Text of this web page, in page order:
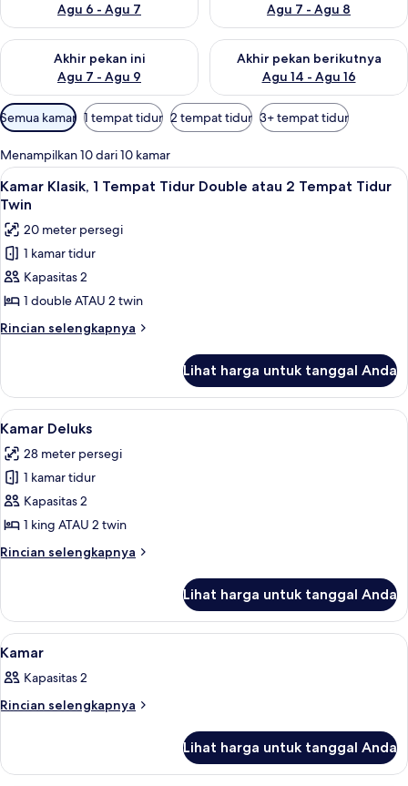
Agu 6 - Agu 7
Agu 7 - Agu 8
Akhir pekan ini
Agu 7 - Agu 9
Periksa ketersediaan untuk akhir pekan ini Agu 7 - Agu 9
Akhir pekan berikutnya
Agu 14 - Agu 16
Periksa ketersediaan untuk
Filter
tersedia
untuk
kamar
Semua kamar 1 tempat tidur 2 tempat tidur 3+ tempat tidur
Menampilkan 10 dari 10 kamar
Lihat
semua
foto
untuk
Kamar
Klasik,
1
Tempat
atau
2
Tempat
Tidur
Twin
Kamar Klasik, 1 Tempat Tidur
2
Kamar Klasik, 1 Tempat Tidur Double atau 2 Tempat Tidur
Twin
20 meter persegi
1 kamar tidur
Kapasitas 2
1 double ATAU 2 twin
Rincian selengkapnya
Rincian
Kamar
Klasik,
1
Tidur
Double
atau
2
Tempat
Twin
Lihat harga untuk tanggal Anda
Lihat
semua
foto
untuk
Kamar
Deluks
Kamar Deluks | Meja kerja, tempat
3
Kamar Deluks
28 meter persegi
1 kamar tidur
Kapasitas 2
1 king ATAU 2 twin
Rincian selengkapnya
Rincian
Kamar
Deluks
Lihat harga untuk tanggal Anda
Lihat
semua
foto
untuk
Meja kerja, tempat tidur lipat/
4
Kamar
Kapasitas 2
Rincian selengkapnya
Rincian
Kamar
Lihat harga untuk tanggal Anda